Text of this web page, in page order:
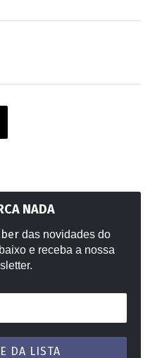
NADA
das novidades do
e receba a nossa